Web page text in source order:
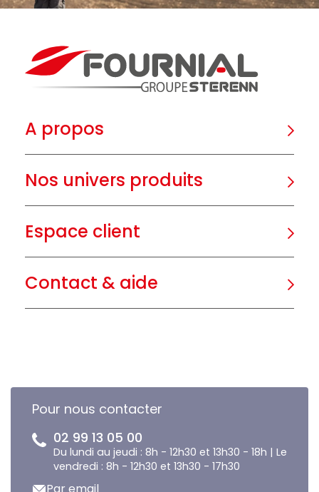
A propos
Nos univers produits
Espace client
Contact & aide
Pour nous contacter
02 99 13 05 00
Du lundi au jeudi : 8h - 12h30 et 13h30 - 18h | Le
vendredi : 8h - 12h30 et 13h30 - 17h30